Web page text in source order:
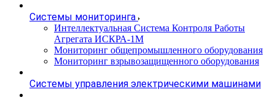
Системы мониторинга
Интеллектуальная Система Контроля Работы
Агрегата ИСКРА-1М
Мониторинг общепромышленного оборудования
Мониторинг взрывозащищенного оборудования
Системы управления электрическими машинами